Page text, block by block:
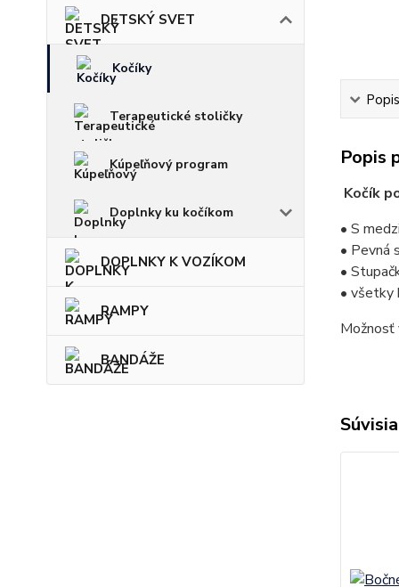
DETSKÝ SVET
Kočíky
Terapeutické stoličky
Kúpeľňový program
Doplnky ku kočíkom
DOPLNKY K VOZÍKOM
RAMPY
BANDÁŽE
Popis
Kočík
• S
• Pevná
•
• všetky
Možnosť